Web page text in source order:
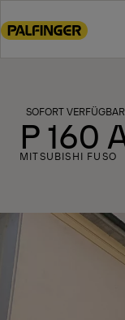
to
footer
content
SOFORT VERFÜGBAR
P 160
MITSUBISHI FUSO